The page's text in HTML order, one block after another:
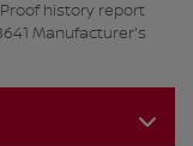
history report
Manufacturer's